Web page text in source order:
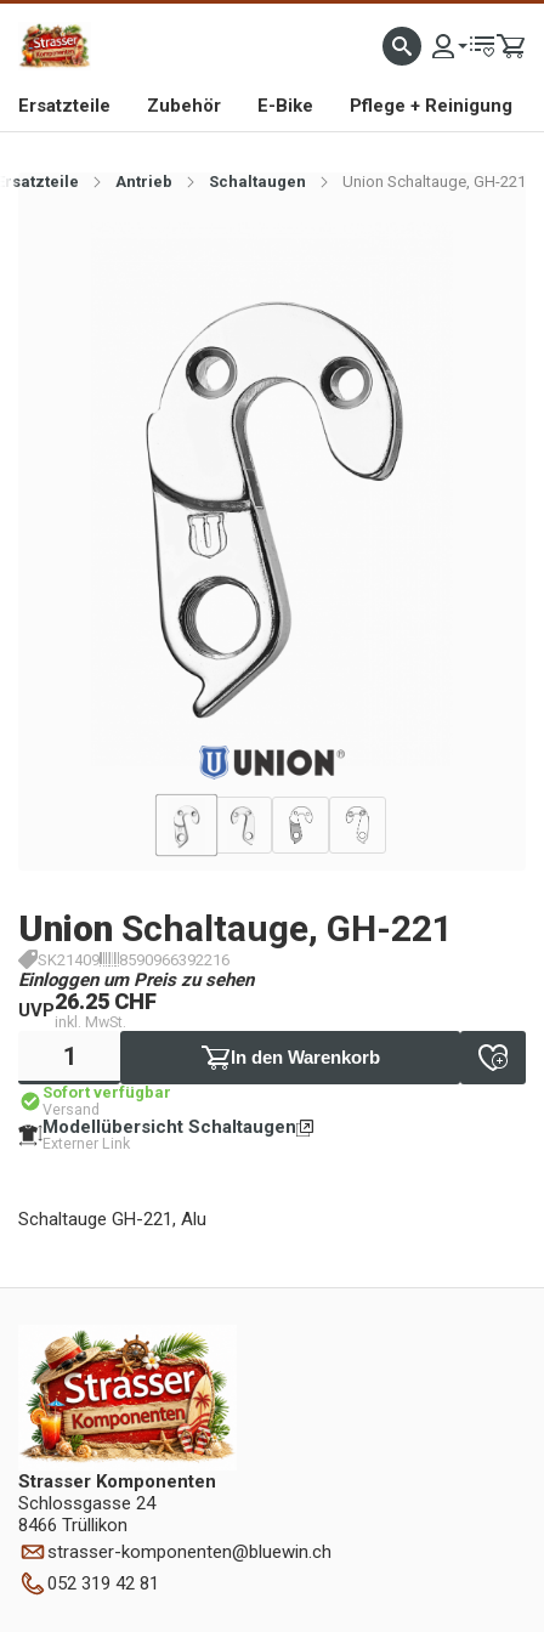
IMPORTEUR VON HOCHWERTIGEN FAHRRAD- UND MOFAERSATZTEILEN SEIT 1993
Ersatzteile Zubehör E-Bike Pflege + Reinigung
Antrieb Schaltaugen Union Schaltauge, GH-221
Union Schaltauge, GH-221
SK21409 8590966392216
Einloggen um Preis zu sehen
UVP26.25 CHF
inkl. MwSt.
In den Warenkorb
Sofort verfügbar
Versand
Modellübersicht Schaltaugen
Externer Link
Schaltauge GH-221, Alu
Strasser Komponenten
Schlossgasse 24
8466 Trüllikon
strasser-komponenten@bluewin.ch
052 319 42 81